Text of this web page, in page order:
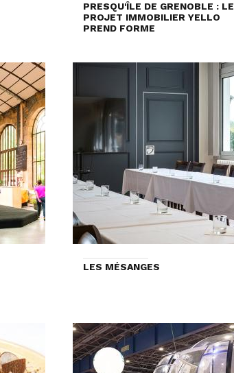
PRESQU'ÎLE DE GRENOBLE : LE
PROJET IMMOBILIER YELLO
PREND FORME
LES MÉSANGES